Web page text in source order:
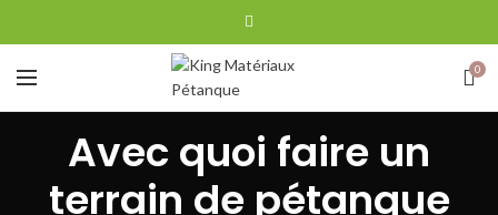
0
Avec quoi faire un
terrain de pétanque